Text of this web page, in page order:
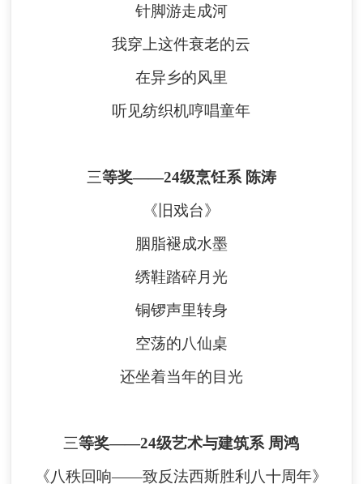
针脚游走成河
我穿上这件衰老的云
在异乡的风里
听见纺织机哼唱童年
三等奖——24级烹饪系 陈涛
《旧戏台》
胭脂褪成水墨
绣鞋踏碎月光
铜锣声里转身
空荡的八仙桌
还坐着当年的目光
三等奖——24级艺术与建筑系 周鸿
《八秩回响——致反法西斯胜利八十周年》